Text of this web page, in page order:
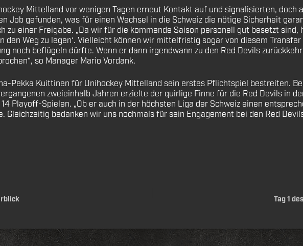
Mittelland vor wenigen Tagen erneut Kontakt auf und signalisierten,
Job gefunden, was für einen Wechsel in die Schweiz die nötige Sicherheit
zu einer Freigabe. „Da wir für die kommende Saison personell gut besetzt
den Weg zu legen‘. Vielleicht können wir mittelfristig sogar von diesem
noch beflügeln dürfte. Wenn er dann irgendwann zu den Red Devils
so Manager Mario Vordank.
Pekka Kuittinen für Unihockey Mittelland sein erstes Pflichtspiel bestreiten.
zweieinhalb Jahren erzielte der quirlige Finne für die Red Devils in
Playoff-Spielen. „Ob er auch in der höchsten Liga der Schweiz einen
Gleichzeitig bedanken wir uns nochmals für sein Engagement bei den Red
Tag 1